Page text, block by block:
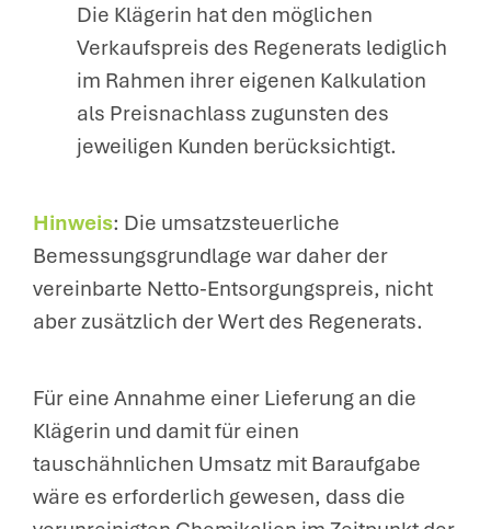
Die Klägerin hat den möglichen
Verkaufspreis des Regenerats lediglich
im Rahmen ihrer eigenen Kalkulation
als Preisnachlass zugunsten des
jeweiligen Kunden berücksichtigt.
Hinweis: Die umsatzsteuerliche
Bemessungsgrundlage war daher der
vereinbarte Netto-Entsorgungspreis, nicht
aber zusätzlich der Wert des Regenerats.
Für eine Annahme einer Lieferung an die
Klägerin und damit für einen
tauschähnlichen Umsatz mit Baraufgabe
wäre es erforderlich gewesen, dass die